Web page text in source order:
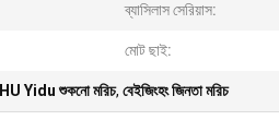
ব্যাসিলাস সেরিয়াস:
মোট ছাই:
Yidu শুকনো মরিচ, বেইজিংহং জিনতা মরিচ